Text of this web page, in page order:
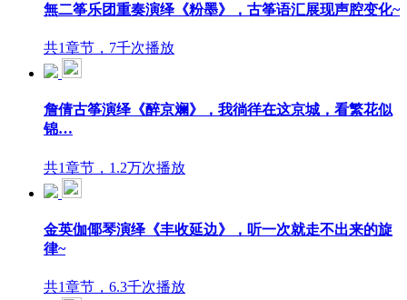
無二筝乐团重奏演绎《粉墨》，古筝语汇展现声腔变化~
共1章节，7千次播放
詹倩古筝演绎《醉京斓》，我徜徉在这京城，看繁花似
锦…
共1章节，1.2万次播放
金英伽倻琴演绎《丰收延边》，听一次就走不出来的旋
律~
共1章节，6.3千次播放